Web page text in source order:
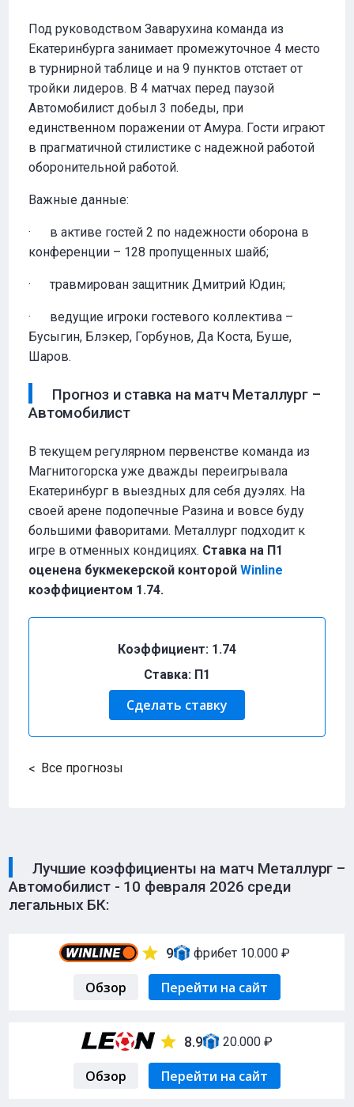
Под руководством Заварухина команда из
Екатеринбурга занимает промежуточное 4 место
в турнирной таблице и на 9 пунктов отстает от
тройки лидеров. В 4 матчах перед паузой
Автомобилист добыл 3 победы, при
единственном поражении от Амура. Гости играют
в прагматичной стилистике с надежной работой
оборонительной работой.
Важные данные:
· в активе гостей 2 по надежности оборона в
конференции – 128 пропущенных шайб;
· травмирован защитник Дмитрий Юдин;
· ведущие игроки гостевого коллектива –
Бусыгин, Блэкер, Горбунов, Да Коста, Буше,
Шаров.
Прогноз и ставка на матч Металлург –
Автомобилист
В текущем регулярном первенстве команда из
Магнитогорска уже дважды переигрывала
Екатеринбург в выездных для себя дуэлях. На
своей арене подопечные Разина и вовсе буду
большими фаворитами. Металлург подходит к
игре в отменных кондициях. Ставка на П1
оценена букмекерской конторойWinline
коэффициентом 1.74.
Коэффициент: 1.74
Ставка: П1
Сделать ставку
Все прогнозы
Лучшие коэффициенты на матч Металлург –
Автомобилист - 10 февраля 2026 среди
легальных БК:
9 фрибет 10.000 ₽
Обзор Перейти на сайт
8.9 20.000 ₽
Обзор Перейти на сайт